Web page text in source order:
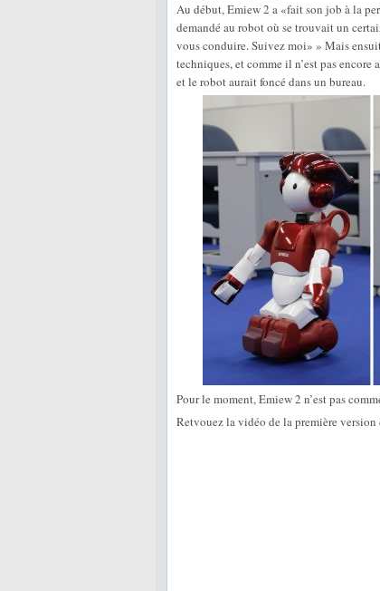
Au début, Emiew 2 a «fait son job à la
demandé au robot où se trouvait un
vous conduire. Suivez moi» » Mais
techniques, et comme il n’est pas
et le robot aurait foncé dans un bureau.
Pour le moment, Emiew 2 n’est pas
Retvouez la vidéo de la première version